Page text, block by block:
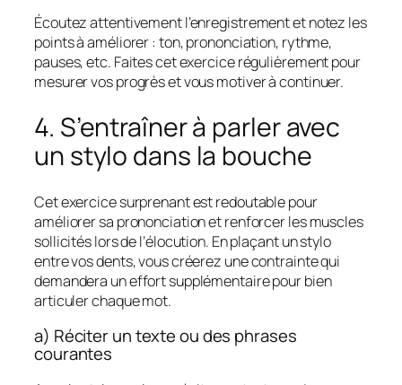
Écoutez attentivement l’enregistrement et notez les
points à améliorer : ton, prononciation, rythme,
pauses, etc. Faites cet exercice régulièrement pour
mesurer vos progrès et vous motiver à continuer.
4. S’entraîner à parler avec
un stylo dans la bouche
Cet exercice surprenant est redoutable pour
améliorer sa prononciation et renforcer les muscles
sollicités lors de l’élocution. En plaçant un stylo
entre vos dents, vous créerez une contrainte qui
demandera un effort supplémentaire pour bien
articuler chaque mot.
a) Réciter un texte ou des phrases
courantes